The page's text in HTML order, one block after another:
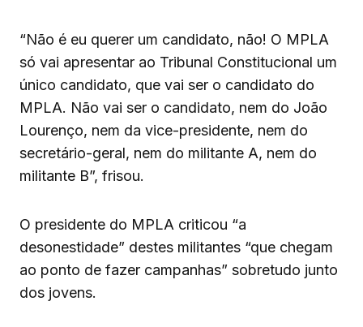
“Não é eu querer um candidato, não! O MPLA
só vai apresentar ao Tribunal Constitucional um
único candidato, que vai ser o candidato do
MPLA. Não vai ser o candidato, nem do João
Lourenço, nem da vice-presidente, nem do
secretário-geral, nem do militante A, nem do
militante B”, frisou.
O presidente do MPLA criticou “a
desonestidade” destes militantes “que chegam
ao ponto de fazer campanhas” sobretudo junto
dos jovens.